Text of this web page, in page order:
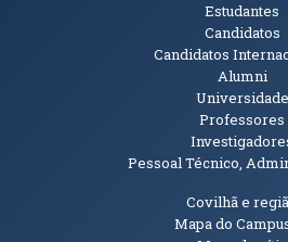
Estudantes
Candidatos
Candidatos
Alumni
Universidade
Professores
Pessoal Técnico,
InformaçõesCovilhã e
Mapa do